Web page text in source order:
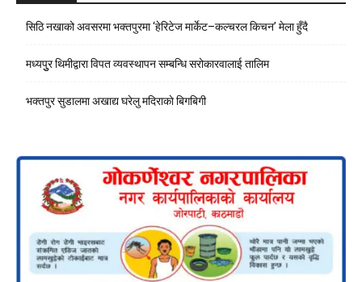
सिठि नखाको अवसरमा भक्तपुरमा ‘हेरिटेज मार्केट–कल्चरल किचन’ मेला हुँदै
मध्यपुुर थिमीद्वारा विपत व्यवस्थापन सम्बन्धि सरोकारवालाई तालिम
भक्तपुर सुडालमा अखाद्य घरेलु मदिराकाे बिगबिगी